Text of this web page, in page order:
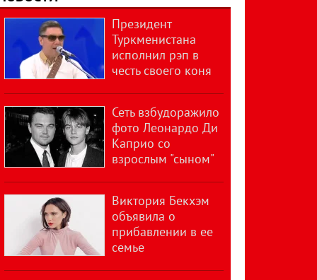
Президент
Туркменистана
исполнил рэп в
честь своего коня
Сеть взбудоражило
фото Леонардо Ди
Каприо со
взрослым "сыном"
Виктория Бекхэм
объявила о
прибавлении в ее
семье